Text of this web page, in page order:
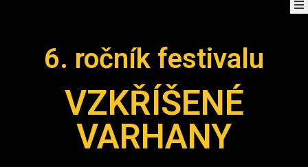
6. ročník festivalu
VZKŘÍŠENÉ
VARHANY